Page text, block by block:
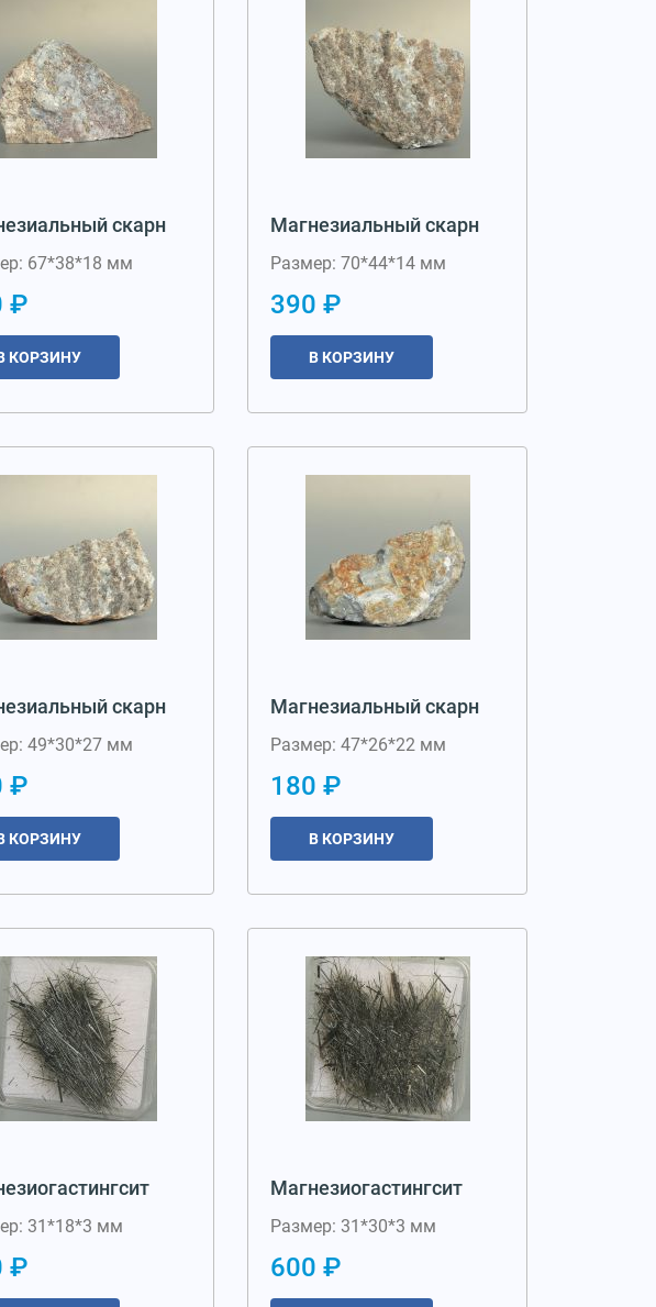
скарн
67*38*18 мм
₽
КОРЗИНУ
Магнезиальный скарн
Размер: 70*44*14 мм
390 ₽
В КОРЗИНУ
скарн
49*30*27 мм
₽
КОРЗИНУ
Магнезиальный скарн
Размер: 47*26*22 мм
180 ₽
В КОРЗИНУ
31*18*3 мм
₽
Магнезиогастингсит
Размер: 31*30*3 мм
600 ₽